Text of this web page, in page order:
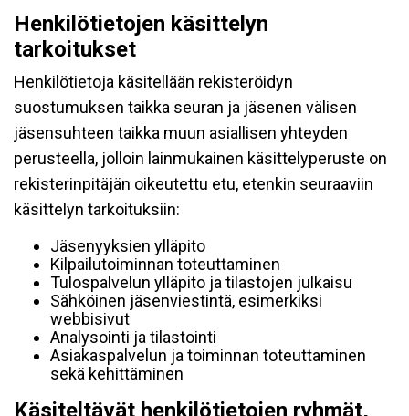
Henkilötietojen käsittelyn
tarkoitukset
Henkilötietoja käsitellään rekisteröidyn
suostumuksen taikka seuran ja jäsenen välisen
jäsensuhteen taikka muun asiallisen yhteyden
perusteella, jolloin lainmukainen käsittelyperuste on
rekisterinpitäjän oikeutettu etu, etenkin seuraaviin
käsittelyn tarkoituksiin:
Jäsenyyksien ylläpito
Kilpailutoiminnan toteuttaminen
Tulospalvelun ylläpito ja tilastojen julkaisu
Sähköinen jäsenviestintä, esimerkiksi
webbisivut
Analysointi ja tilastointi
Asiakaspalvelun ja toiminnan toteuttaminen
sekä kehittäminen
Käsiteltävät henkilötietojen ryhmät,